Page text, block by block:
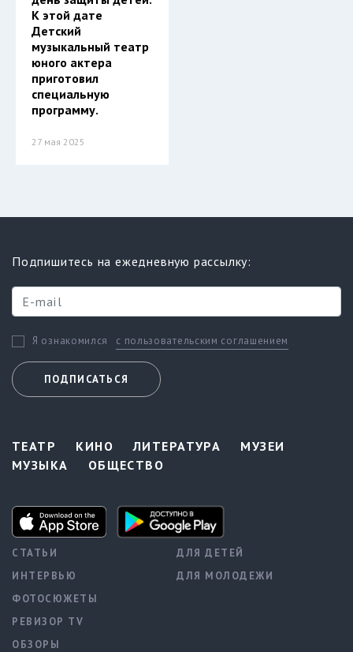
К этой дате
Детский
музыкальный театр
юного актера
приготовил
специальную
программу.
27 мая 2025
Подпишитесь на ежедневную рассылку:
Я ознакомился с пользовательским соглашением
ПОДПИСАТЬСЯ
ТЕАТР КИНО ЛИТЕРАТУРА
МУЗЕИ
МУЗЫКА
ОБЩЕСТВО
СТАТЬИ
ИНТЕРВЬЮ
ФОТОСЮЖЕТЫ
РЕВИЗОР TV
ОБЗОРЫ
ДЛЯ ДЕТЕЙ
ДЛЯ МОЛОДЕЖИ